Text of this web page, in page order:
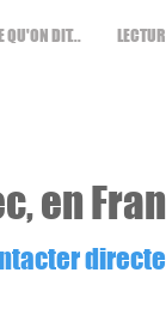
QU'ON DIT...
en